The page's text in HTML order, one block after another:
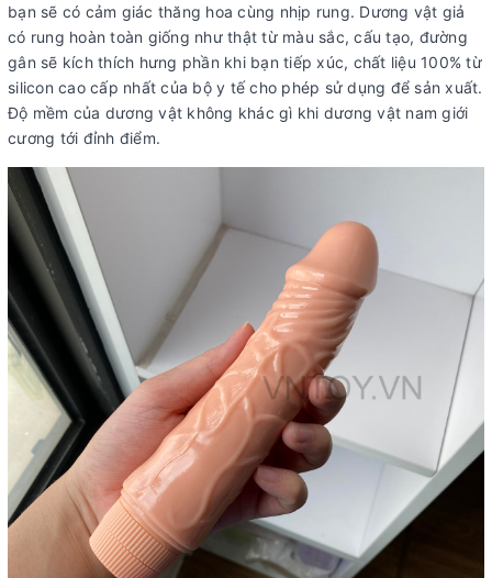
bạn sẽ có cảm giác thăng hoa cùng nhịp rung. Dương vật giả
có rung hoàn toàn giống như thật từ màu sắc, cấu tạo, đường
gân sẽ kích thích hưng phần khi bạn tiếp xúc, chất liệu 100% từ
silicon cao cấp nhất của bộ y tế cho phép sử dụng để sản xuất.
Độ mềm của dương vật không khác gì khi dương vật nam giới
cương tới đỉnh điểm.